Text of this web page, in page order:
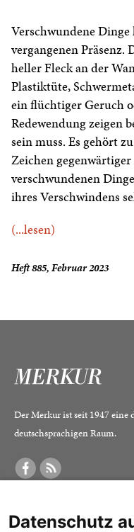
Verschwundene
vergangenen
heller Fleck an der
Plastiktüte,
ein flüchtiger Geruch
Redewendung zeigen
sein muss. Es gehört
Zeichen
verschwundenen
ihres Verschwindens
(...lesen)
Heft 885, Februar 2023
Der Merkur ist seit 1947
deutschsprachigen Raum.
Was ist der Merkur? Alle
Datenschutz